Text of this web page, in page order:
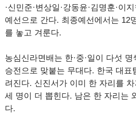
·신민준·변상일·강동윤·김명훈·이
예선으로 간다. 최종예선에서는 12
를 놓고 겨룬다.
농심신라면배는 한·중·일이 다섯
승전으로 맞붙는 무대다. 한국 대표
려진다. 신진서가 이미 한 자리를
세 명이 더 뽑힌다. 남은 한 자리는
다.